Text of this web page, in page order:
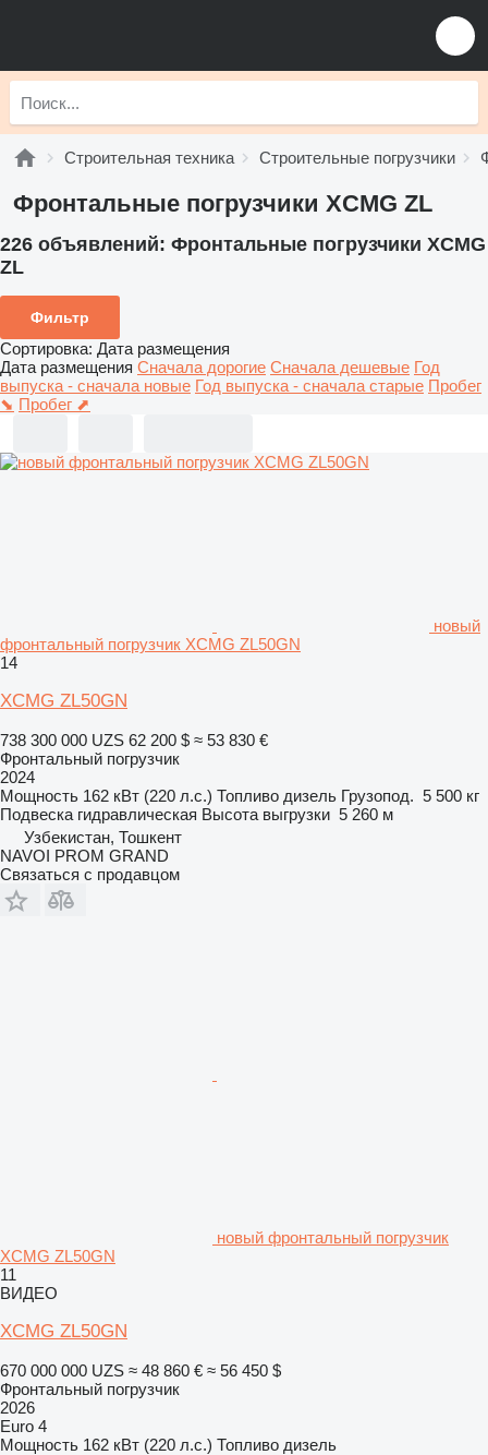
Строительная техника Строительные погрузчики
Фронтальные погрузчики XCMG ZL
226 объявлений: Фронтальные погрузчики XCMG
ZL
Фильтр
Сортировка: Дата размещения
Дата размещения Сначала дорогие Сначала дешевые Год
выпуска - сначала новые Год выпуска - сначала старые Пробег
⬊ Пробег ⬈
новый
фронтальный погрузчик XCMG ZL50GN
14
XCMG ZL50GN
738 300 000 UZS 62 200 $ ≈ 53 830 €
Фронтальный погрузчик
2024
Мощность 162 кВт (220 л.с.) Топливо дизель Грузопод. 5 500 кг
Подвеска гидравлическая Высота выгрузки 5 260 м
Узбекистан, Тошкент
NAVOI PROM GRAND
Связаться с продавцом
новый фронтальный погрузчик
XCMG ZL50GN
11
ВИДЕО
XCMG ZL50GN
670 000 000 UZS ≈ 48 860 € ≈ 56 450 $
Фронтальный погрузчик
2026
Euro 4
Мощность 162 кВт (220 л.с.) Топливо дизель